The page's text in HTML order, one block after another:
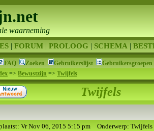
FAQ Zoeken Gebruikerslijst
Gebruikersgroepen
=> Bewustzijn => Twijfels
Twijfels
Vr Nov 06, 2015 5:15 pm Onderwerp: Twijfels
waarneming
| FORUM | PROLOOG | SCHEMA |